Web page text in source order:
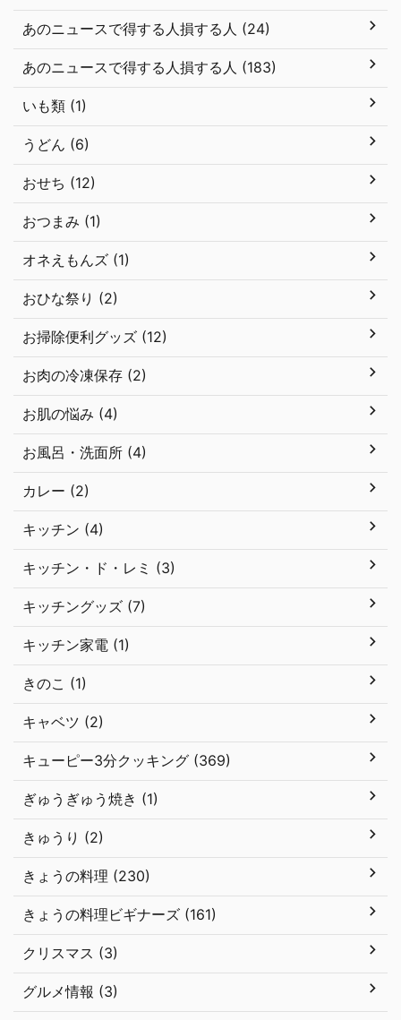
あのニュースで得する人損する人 (24)
あのニュースで得する人損する人 (183)
いも類 (1)
うどん (6)
おせち (12)
おつまみ (1)
オネえもんズ (1)
おひな祭り (2)
お掃除便利グッズ (12)
お肉の冷凍保存 (2)
お肌の悩み (4)
お風呂・洗面所 (4)
カレー (2)
キッチン (4)
キッチン・ド・レミ (3)
キッチングッズ (7)
キッチン家電 (1)
きのこ (1)
キャベツ (2)
キューピー3分クッキング (369)
ぎゅうぎゅう焼き (1)
きゅうり (2)
きょうの料理 (230)
きょうの料理ビギナーズ (161)
クリスマス (3)
グルメ情報 (3)